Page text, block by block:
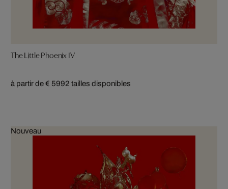
The Little Phoenix IV
à partir de € 5992 tailles disponibles
Nouveau